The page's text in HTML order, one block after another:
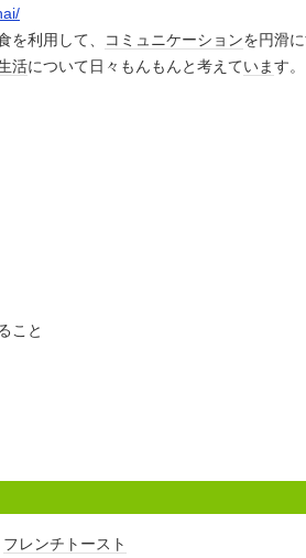
を利用して、 コミュニケーションを円滑
活について日々もんもんと考えています。
こと
フレンチトースト